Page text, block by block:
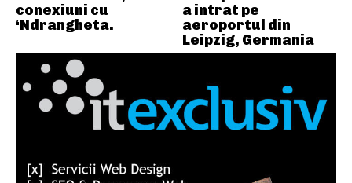
conexiuni cu
‘Ndrangheta.
a intrat pe
aeroportul din
Leipzig, Germania